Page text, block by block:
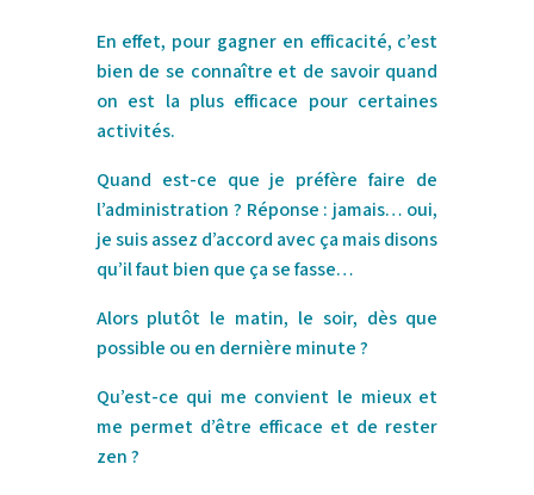
En effet, pour gagner en efficacité, c’est
bien de se connaître et de savoir quand
on est la plus efficace pour certaines
activités.
Quand est-ce que je préfère faire de
l’administration ? Réponse : jamais… oui,
je suis assez d’accord avec ça mais disons
qu’il faut bien que ça se fasse…
Alors plutôt le matin, le soir, dès que
possible ou en dernière minute ?
Qu’est-ce qui me convient le mieux et
me permet d’être efficace et de rester
zen ?